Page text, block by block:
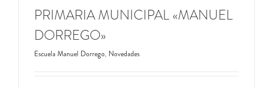
PRIMARIA MUNICIPAL «MANUEL
DORREGO»
Escuela Manuel Dorrego, Novedades